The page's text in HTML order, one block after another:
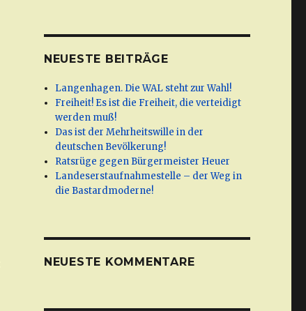
NEUESTE BEITRÄGE
Langenhagen. Die WAL steht zur Wahl!
Freiheit! Es ist die Freiheit, die verteidigt
werden muß!
Das ist der Mehrheitswille in der
deutschen Bevölkerung!
Ratsrüge gegen Bürgermeister Heuer
Landeserstaufnahmestelle – der Weg in
die Bastardmoderne!
NEUESTE KOMMENTARE